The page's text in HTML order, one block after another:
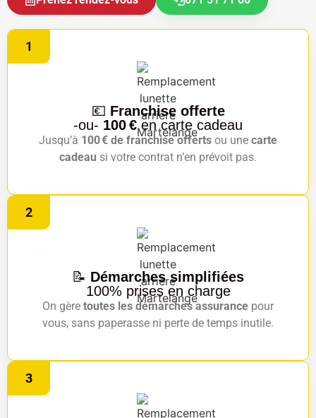
1
💶 Franchise offerte
-ou- 100 €en carte cadeau
Jusqu’à 100 € de franchise offerts ou une carte
cadeau si votre contrat n’en prévoit pas.
2
📝 Démarches simplifiées
100% prises en charge
On gère toutes les démarches assurance pour
vous, sans paperasse ni perte de temps inutile.
3